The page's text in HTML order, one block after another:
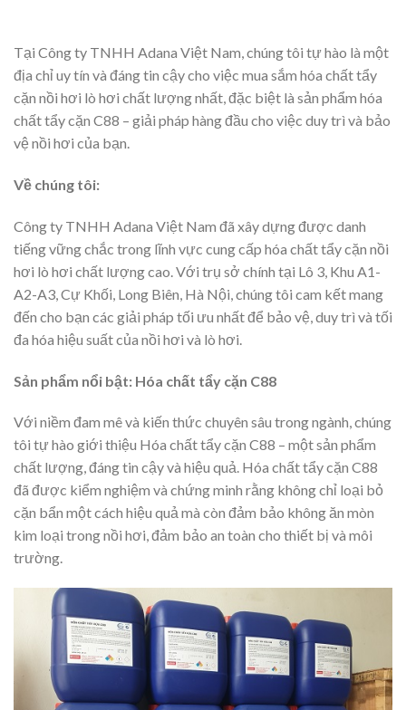
Tại Công ty TNHH Adana Việt Nam, chúng tôi tự hào là một
địa chỉ uy tín và đáng tin cậy cho việc mua sắm hóa chất tẩy
cặn nồi hơi lò hơi chất lượng nhất, đặc biệt là sản phẩm hóa
chất tẩy cặn C88 – giải pháp hàng đầu cho việc duy trì và bảo
vệ nồi hơi của bạn.
Về chúng tôi:
Công ty TNHH Adana Việt Nam đã xây dựng được danh
tiếng vững chắc trong lĩnh vực cung cấp hóa chất tẩy cặn nồi
hơi lò hơi chất lượng cao. Với trụ sở chính tại Lô 3, Khu A1-
A2-A3, Cự Khối, Long Biên, Hà Nội, chúng tôi cam kết mang
đến cho bạn các giải pháp tối ưu nhất để bảo vệ, duy trì và tối
đa hóa hiệu suất của nồi hơi và lò hơi.
Sản phẩm nổi bật: Hóa chất tẩy cặn C88
Với niềm đam mê và kiến thức chuyên sâu trong ngành, chúng
tôi tự hào giới thiệu Hóa chất tẩy cặn C88 – một sản phẩm
chất lượng, đáng tin cậy và hiệu quả. Hóa chất tẩy cặn C88
đã được kiểm nghiệm và chứng minh rằng không chỉ loại bỏ
cặn bẩn một cách hiệu quả mà còn đảm bảo không ăn mòn
kim loại trong nồi hơi, đảm bảo an toàn cho thiết bị và môi
trường.